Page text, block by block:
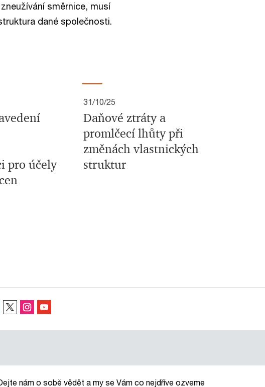
směrnice, musí
dané společnosti.
pro účely
31/10/25
Daňové ztráty a
promlčecí lhůty při
změnách vlastnických
struktur
nám o sobě vědět a my se Vám co nejdříve ozveme